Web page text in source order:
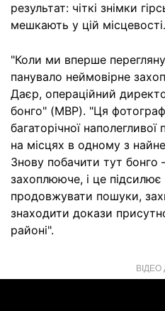
результат: чіткі знімки
мешкають у цій місцевості.
"Коли ми вперше
панувало неймовірне
Даєр, операційний
бонго" (MBP). "Ця
багаторічної
на місцях в одному з
Знову побачити тут
захоплююче, і це підсилює
продовжувати пошуки,
знаходити докази
районі".